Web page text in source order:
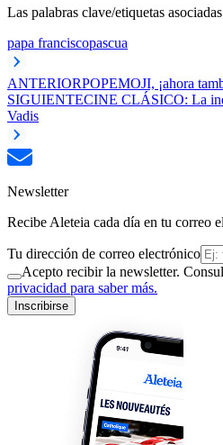
Las palabras clave/etiquetas
papa franciscopascua
ANTERIORPOPEMOJI, ¡ahora
SIGUIENTECINE CLÁSICO: La
Vadis
Newsletter
Recibe Aleteia cada día en tu correo
Tu dirección de correo electrónico
Acepto recibir la newsletter.
privacidad para saber más.
Inscribirse